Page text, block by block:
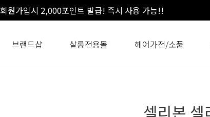
회원가입시 2,000포인트 발급! 즉시 사용 가능!!
브랜드샵 살롱전용몰 헤어가전/소품
셀리본